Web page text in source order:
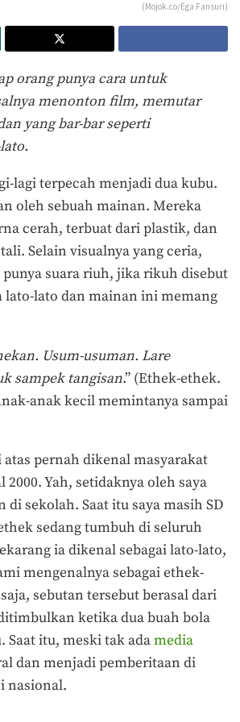
(Mojok.co/Ega Fansuri)
orang punya cara untuk
menonton film, memutar
yang bar-bar seperti
lagi terpecah menjadi dua kubu.
oleh sebuah mainan. Mereka
cerah, terbuat dari plastik, dan
Selain visualnya yang ceria,
suara riuh, jika rikuh disebut
lato-lato dan mainan ini memang
Usum-usuman. Lare
sampek tangisan.” (Ethek-ethek.
anak kecil memintanya sampai
pernah dikenal masyarakat
2000. Yah, setidaknya oleh saya
di sekolah. Saat itu saya masih SD
sedang tumbuh di seluruh
ia dikenal sebagai lato-lato,
mengenalnya sebagai ethek-
sebutan tersebut berasal dari
ketika dua buah bola
Saat itu, meski tak adamedia
dan menjadi pemberitaan di
nasional.